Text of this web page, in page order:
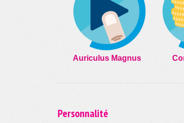
Auriculus Magnus
Personnalité